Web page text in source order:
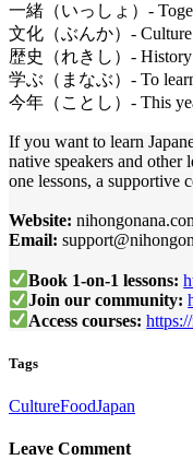
一緒（いっしょ）-
文化（ぶんか）- Culture
歴史（れきし）- History
学ぶ（まなぶ）- To
今年（ことし）- This
If you want to learn
native speakers and other
one lessons, a supportive
Website:
Email:
Book 1-on-1 lessons:
Join our community:
Access courses:
Tags
CultureFoodJapan
Leave Comment